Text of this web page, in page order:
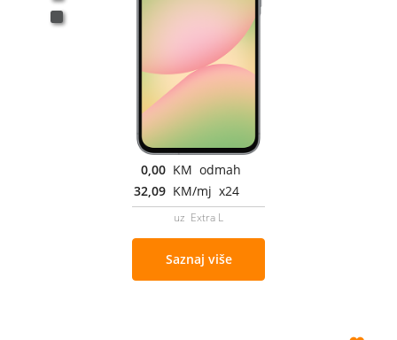
0,00 KM odmah
32,09 KM/mj x24
uz Extra L
Saznaj više